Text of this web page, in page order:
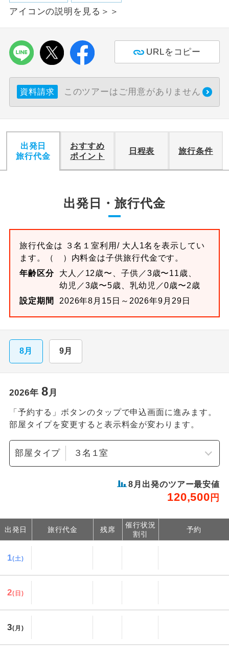
アイコンの説明を見る＞＞
URLをコピー
資料請求 このツアーはご用意がありません
出発日
旅行代金
おすすめ
ポイント
日程表 旅行条件
出発日・旅行代金
旅行代金は ３名１室利用/ 大人1名を表示してい
ます。
（ ）内料金は子供旅行代金です。
年齢区分
大人／12歳〜、子供／3歳〜11歳、
幼児／3歳〜5歳、乳幼児／0歳〜2歳
設定期間
2026年8月15日～2026年9月29日
8月 9月
2026年 8月
「予約する」ボタンのタップで申込画面に進みます。
部屋タイプを変更すると表示料金が変わります。
部屋タイプ
8 月出発のツアー最安値
120,500 円
出発日 旅行代金 残席
催行状況
割引
予約
1(土)
2(日)
3(月)
ホテル指定
ご紹介するホテルを指定したコースで
おひとり様バ
ス2席利用
おひとり様でバス席を2席利⽤できま
す。